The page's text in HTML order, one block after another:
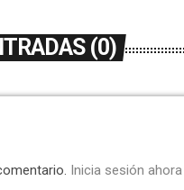
(0)
Inicia sesión ahora